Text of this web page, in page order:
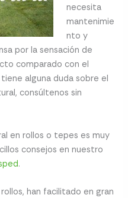
necesita
mantenimie
nto y
por la sensación de
comparado con el
alguna duda sobre el
consúltenos sin
en rollos o tepes es muy
consejos en nuestro
.
han facilitado en gran